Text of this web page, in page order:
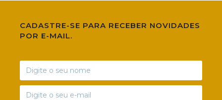
CADASTRE-SE PARA RECEBER NOVIDADES
POR E-MAIL.